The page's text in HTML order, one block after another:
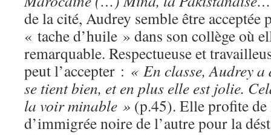
de la cité, Audrey semble être acceptée
« tache d’huile » dans son collège où
remarquable. Respectueuse et
peut l’accepter : « En classe, Audrey a
se tient bien, et en plus elle est jolie.
la voir minable » (p.45). Elle profite
d’immigrée noire de l’autre pour la